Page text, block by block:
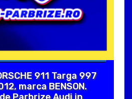
911 Targa 997
marca BENSON.
Parbrize Audi in